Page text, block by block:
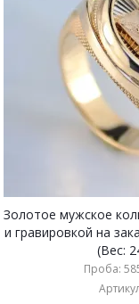
Золотое мужское
и гравировкой на
(Вес:
Проба: